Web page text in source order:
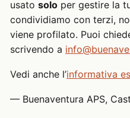
usato solo per gestire la
condividiamo con terzi,
viene profilato. Puoi
scrivendo a
Vedi anche l’informativa
— Buenaventura APS,